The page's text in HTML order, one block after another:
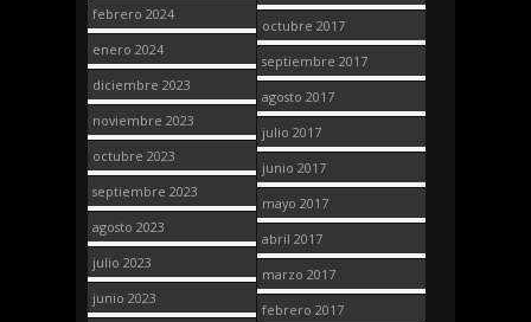
febrero 2024
enero 2024
diciembre 2023
noviembre 2023
octubre 2023
septiembre 2023
agosto 2023
julio 2023
junio 2023
octubre 2017
septiembre 2017
agosto 2017
julio 2017
junio 2017
mayo 2017
abril 2017
marzo 2017
febrero 2017